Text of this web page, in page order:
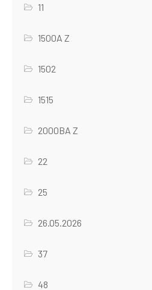
11
1500A Z
1502
1515
2000BA Z
22
25
26.05.2026
37
48